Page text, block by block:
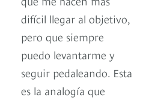
difícil llegar al objetivo,
pero que siempre
puedo levantarme y
seguir pedaleando. Esta
es la analogía que